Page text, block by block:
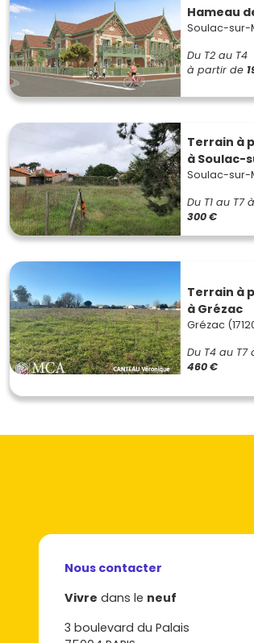
Hameau
Soulac-sur-
Du T2 au T4
à partir de
Terrain à
à Soulac-
Soulac-sur-
Du T1 au T7
300 €
Terrain à
à Grézac
Grézac
Du T4 au T7
460 €
Nous contacter
Vivre dans le neuf
3 boulevard du Palais